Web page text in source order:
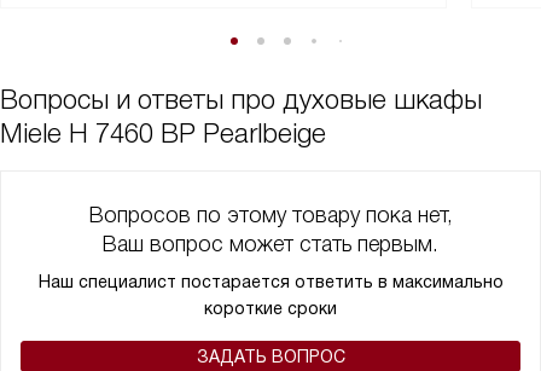
Вопросы и ответы про духовые шкафы
Miele H 7460 BP Pearlbeige
Вопросов по этому товару пока нет,
Ваш вопрос может стать первым.
Наш специалист постарается ответить в максимально
короткие сроки
ЗАДАТЬ ВОПРОС